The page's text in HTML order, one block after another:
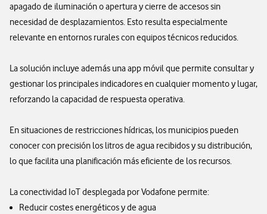
apagado de iluminación o apertura y cierre de accesos sin
necesidad de desplazamientos. Esto resulta especialmente
relevante en entornos rurales con equipos técnicos reducidos.
La solución incluye además una app móvil que permite consultar y
gestionar los principales indicadores en cualquier momento y lugar,
reforzando la capacidad de respuesta operativa.
En situaciones de restricciones hídricas, los municipios pueden
conocer con precisión los litros de agua recibidos y su distribución,
lo que facilita una planificación más eficiente de los recursos.
La conectividad IoT desplegada por Vodafone permite:
Reducir costes energéticos y de agua